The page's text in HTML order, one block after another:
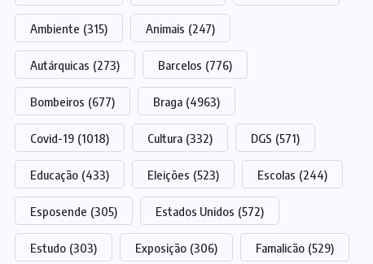
Ambiente (315) Animais (247)
Autárquicas (273) Barcelos (776)
Bombeiros (677) Braga (4963)
Covid-19 (1018) Cultura (332) DGS (571)
Educação (433) Eleições (523) Escolas (244)
Esposende (305) Estados Unidos (572)
Estudo (303) Exposição (306) Famalicão (529)